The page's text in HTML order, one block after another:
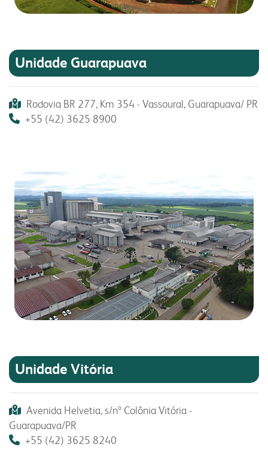
Unidade Guarapuava
Rodovia BR 277, Km 354 - Vassoural, Guarapuava/ PR
+55 (42) 3625 8900
Unidade Vitória
Avenida Helvetia, s/nº Colônia Vitória -
Guarapuava/PR
+55 (42) 3625 8240